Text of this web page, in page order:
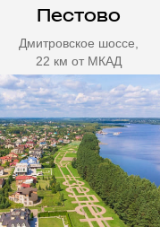
Пестово
Дмитровское шоссе,
22 км от МКАД